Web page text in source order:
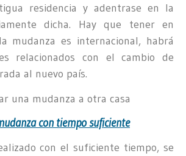
residencia y adentrase en la
dicha. Hay que tener en
mudanza es internacional, habrá
relacionados con el cambio de
al nuevo país.
con tiempo suficiente
con el suficiente tiempo, se